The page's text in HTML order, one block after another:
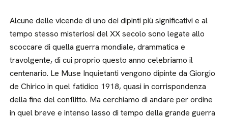
Alcune delle vicende di uno dei dipinti più significativi e al
tempo stesso misteriosi del XX secolo sono legate allo
scoccare di quella guerra mondiale, drammatica e
travolgente, di cui proprio questo anno celebriamo il
centenario. Le Muse Inquietanti vengono dipinte da Giorgio
de Chirico in quel fatidico 1918, quasi in corrispondenza
della fine del conflitto. Ma cerchiamo di andare per ordine
in quel breve e intenso lasso di tempo della grande guerra